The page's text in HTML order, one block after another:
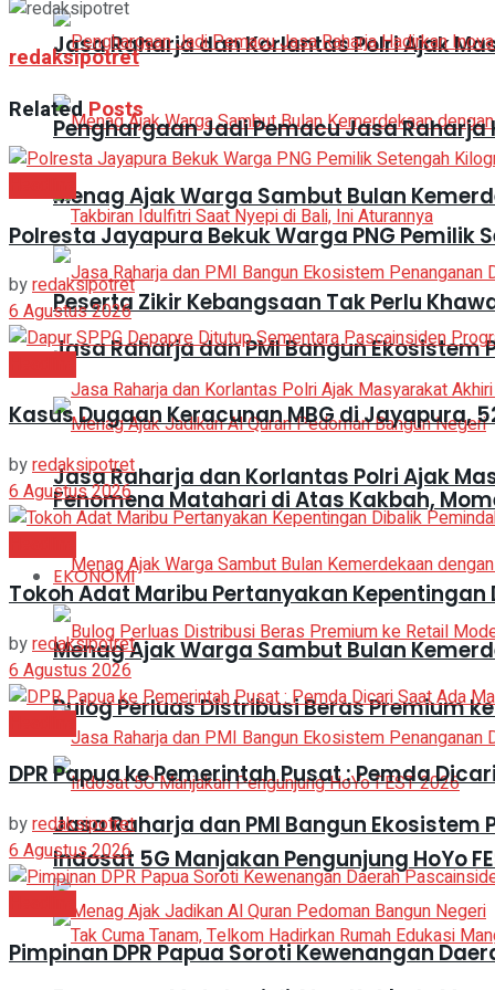
Jasa Raharja dan Korlantas Polri Ajak
Menag Ajak Warga Sambut Bulan
Jasa Raharja dan PMI Bangun
Fenomena Matahari di Atas Kakbah,
EKONOMI
Bulog Perluas Distribusi Beras Premium
Indosat 5G Manjakan Pengunjung HoYo
Penghargaan Jadi Pemacu Jasa
Peserta Zikir Kebangsaan Tak Perlu
Jasa Raharja dan Korlantas Polri Ajak
Menag Ajak Warga Sambut Bulan
Jasa Raharja dan PMI Bangun
redaksipotret
RelatedPosts
Polresta Jayapura Bekuk Warga PNG Pemilik
byredaksipotret
6 Agustus 2026
Kasus Dugaan Keracunan MBG di Jayapura,
byredaksipotret
6 Agustus 2026
Tokoh Adat Maribu Pertanyakan
byredaksipotret
6 Agustus 2026
DPR Papua ke Pemerintah Pusat : Pemda
byredaksipotret
6 Agustus 2026
Pimpinan DPR Papua Soroti Kewenangan